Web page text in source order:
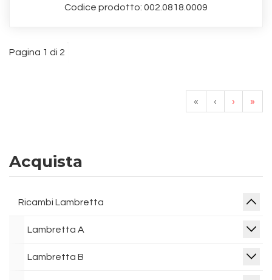
Codice prodotto: 002.0818.0009
Pagina 1 di 2
« ‹ › »
Acquista
Ricambi Lambretta
Lambretta A
Lambretta B